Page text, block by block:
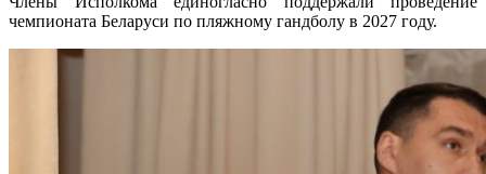
чемпионата Беларуси по пляжному гандболу в 2027 году.